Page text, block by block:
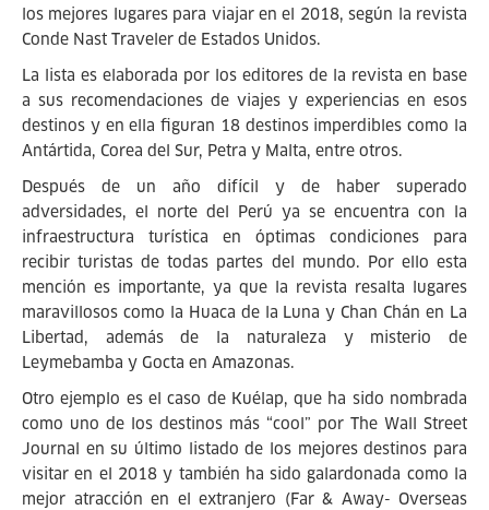
los mejores lugares para viajar en el 2018, según la revista
Conde Nast Traveler de Estados Unidos.
La lista es elaborada por los editores de la revista en base
a sus recomendaciones de viajes y experiencias en esos
destinos y en ella figuran 18 destinos imperdibles como la
Antártida, Corea del Sur, Petra y Malta, entre otros.
Después de un año difícil y de haber superado
adversidades, el norte del Perú ya se encuentra con la
infraestructura turística en óptimas condiciones para
recibir turistas de todas partes del mundo. Por ello esta
mención es importante, ya que la revista resalta lugares
maravillosos como la Huaca de la Luna y Chan Chán en La
Libertad, además de la naturaleza y misterio de
Leymebamba y Gocta en Amazonas.
Otro ejemplo es el caso de Kuélap, que ha sido nombrada
como uno de los destinos más “cool” por The Wall Street
Journal en su último listado de los mejores destinos para
visitar en el 2018 y también ha sido galardonada como la
mejor atracción en el extranjero (Far & Away- Overseas